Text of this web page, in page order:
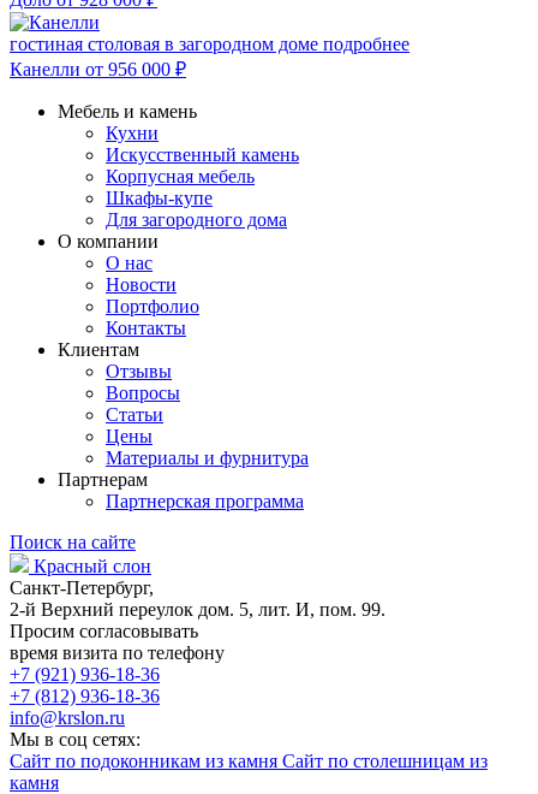
гостиная столовая в загородном доме подробнее
Канелли от 956 000 ₽
Мебель и камень
Кухни
Искусственный камень
Корпусная мебель
Шкафы-купе
Для загородного дома
О компании
О нас
Новости
Портфолио
Контакты
Клиентам
Отзывы
Вопросы
Статьи
Цены
Материалы и фурнитура
Партнерам
Партнерская программа
Поиск на сайте
Красный слон
Санкт-Петербург,
2-й Верхний переулок дом. 5, лит. И, пом. 99.
Просим согласовывать
время визита по телефону
+7 (921) 936-18-36
+7 (812) 936-18-36
info@krslon.ru
Мы в соц сетях:
Сайт по подоконникам из камня Сайт по столешницам из
камня